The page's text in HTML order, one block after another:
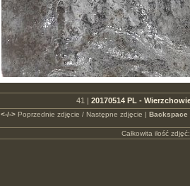
41 | 20170514 PL -
<-/->Poprzednie zdjęcie / Następne zdjęcie | Backspace
Całkowita ilość zdjęć: